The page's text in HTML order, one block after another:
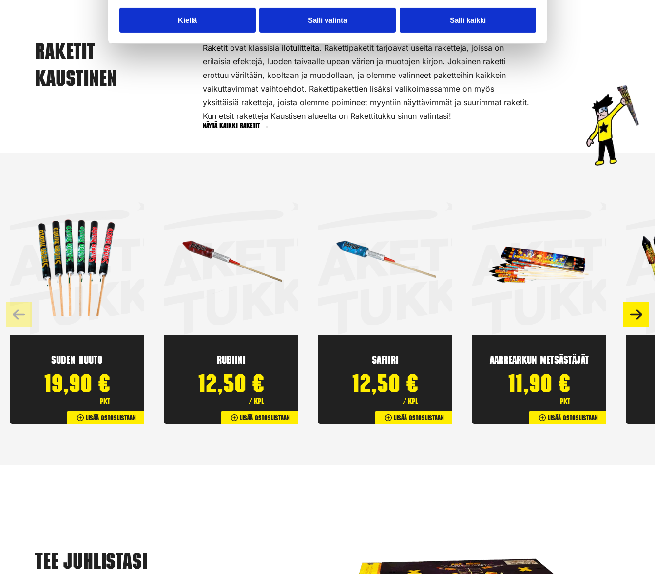
Kiellä Salli valinta Salli kaikki
Raketit
Kaustinen
Raketit ovat klassisia ilotulitteita. Rakettipaketit tarjoavat useita raketteja, joissa on
erilaisia efektejä, luoden taivaalle upean värien ja muotojen kirjon. Jokainen raketti
erottuu väriltään, kooltaan ja muodollaan, ja olemme valinneet paketteihin kaikkein
vaikuttavimmat vaihtoehdot. Rakettipakettien lisäksi valikoimassamme on myös
yksittäisiä raketteja, joista olemme poimineet myyntiin näyttävimmät ja suurimmat raketit.
Kun etsit raketteja Kaustisen alueelta on Rakettitukku sinun valintasi!
Näytä kaikki raketit →
Suden huuto
19,90 €
pkt
Lisää Ostoslistaan
Rubiini
12,50 €
/ kpl
Lisää Ostoslistaan
Safiiri
12,50 €
/ kpl
Lisää Ostoslistaan
Aarrearkun Metsästäjät
11,90 €
pkt
Lisää Ostoslistaan
Tee juhlistasi